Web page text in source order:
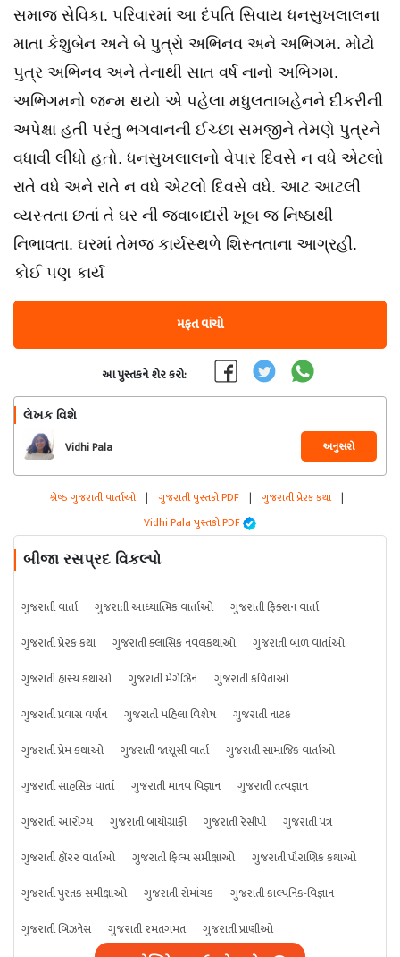
સમાજ સેવિકા. પરિવારમાં આ દંપતિ સિવાય ધનસુખલાલના
માતા કેશુબેન અને બે પુત્રો અભિનવ અને અભિગમ. મોટો
પુત્ર અભિનવ અને તેનાથી સાત વર્ષ નાનો અભિગમ.
અભિગમનો જન્મ થયો એ પહેલા મધુલતાબહેનને દીકરીની
અપેક્ષા હતી પરંતુ ભગવાનની ઈચ્છા સમજીને તેમણે પુત્રને
વધાવી લીધો હતો. ધનસુખલાલનો વેપાર દિવસે ન વધે એટલો
રાતે વધે અને રાતે ન વધે એટલો દિવસે વધે. આટ આટલી
વ્યસ્તતા છતાં તે ઘર ની જવાબદારી ખૂબ જ નિષ્ઠાથી
નિભાવતા. ઘરમાં તેમજ કાર્યસ્થળે શિસ્તતાના આગ્રહી.
કોઈ પણ કાર્ય
મફત વાંચો
આ પુસ્તકને શેર કરો:
લેખક વિશે
Vidhi Pala અનુસરો
શ્રેષ્ઠ ગુજરાતી વાર્તાઓ | ગુજરાતી પુસ્તકો PDF | ગુજરાતી પ્રેરક કથા |
Vidhi Pala પુસ્તકો PDF
બીજા રસપ્રદ વિકલ્પો
ગુજરાતી વાર્તા ગુજરાતી આધ્યાત્મિક વાર્તાઓ
ગુજરાતી ફિક્શન વાર્તા
ગુજરાતી પ્રેરક કથા
ગુજરાતી ક્લાસિક નવલકથાઓ
ગુજરાતી બાળ વાર્તાઓ
ગુજરાતી હાસ્ય કથાઓ
ગુજરાતી મેગેઝિન
ગુજરાતી કવિતાઓ
ગુજરાતી પ્રવાસ વર્ણન
ગુજરાતી મહિલા વિશેષ
ગુજરાતી નાટક
ગુજરાતી પ્રેમ કથાઓ
ગુજરાતી જાસૂસી વાર્તા
ગુજરાતી સામાજિક વાર્તાઓ
ગુજરાતી સાહસિક વાર્તા
ગુજરાતી માનવ વિજ્ઞાન
ગુજરાતી તત્વજ્ઞાન
ગુજરાતી આરોગ્ય
ગુજરાતી બાયોગ્રાફી ગુજરાતી રેસીપી
ગુજરાતી પત્ર
ગુજરાતી હૉરર વાર્તાઓ
ગુજરાતી ફિલ્મ સમીક્ષાઓ
ગુજરાતી પૌરાણિક કથાઓ
ગુજરાતી પુસ્તક સમીક્ષાઓ
ગુજરાતી રોમાંચક
ગુજરાતી કાલ્પનિક-વિજ્ઞાન
ગુજરાતી બિઝનેસ
ગુજરાતી રમતગમત
ગુજરાતી પ્રાણીઓ